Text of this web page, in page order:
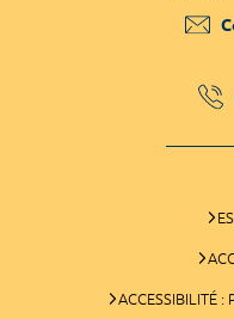
ACCESSIBILITÉ :